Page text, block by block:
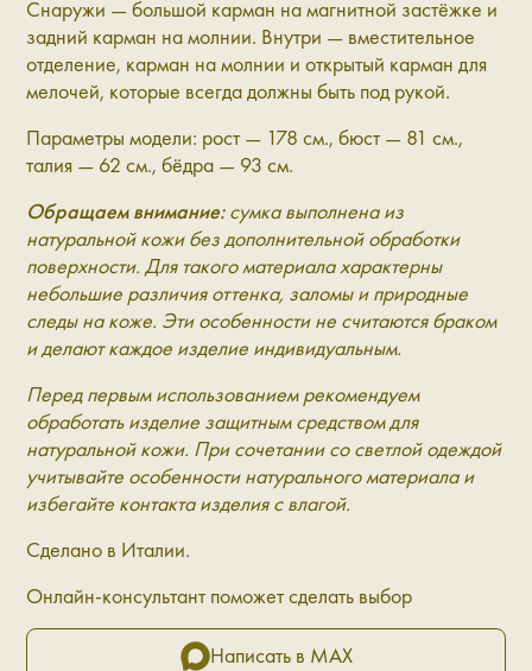
Снаружи — большой карман на магнитной застёжке и
задний карман на молнии. Внутри — вместительное
отделение, карман на молнии и открытый карман для
мелочей, которые всегда должны быть под рукой.
Параметры модели: рост — 178 см., бюст — 81 см.,
талия — 62 см., бёдра — 93 см.
Обращаем внимание:сумка выполнена из
натуральной кожи без дополнительной обработки
поверхности. Для такого материала характерны
небольшие различия оттенка, заломы и природные
следы на коже. Эти особенности не считаются браком
и делают каждое изделие индивидуальным.
Перед первым использованием рекомендуем
обработать изделие защитным средством для
натуральной кожи. При сочетании со светлой одеждой
учитывайте особенности натурального материала и
избегайте контакта изделия с влагой.
Сделано в Италии.
Онлайн-консультант поможет сделать выбор
Написать в MAX